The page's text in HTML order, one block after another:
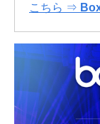
こちら ⇒